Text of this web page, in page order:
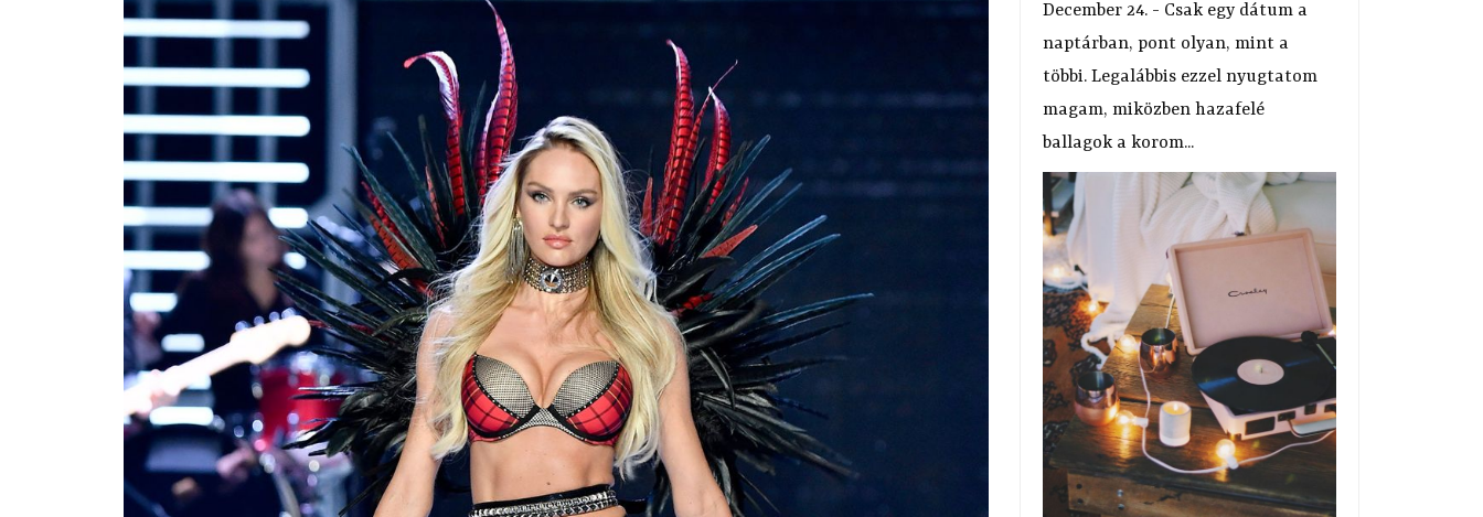
December 24. - Csak egy dátum a
naptárban, pont olyan, mint a
többi. Legalábbis ezzel nyugtatom
magam, miközben hazafelé
ballagok a korom...